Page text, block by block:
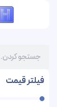
فیلتر قیمت